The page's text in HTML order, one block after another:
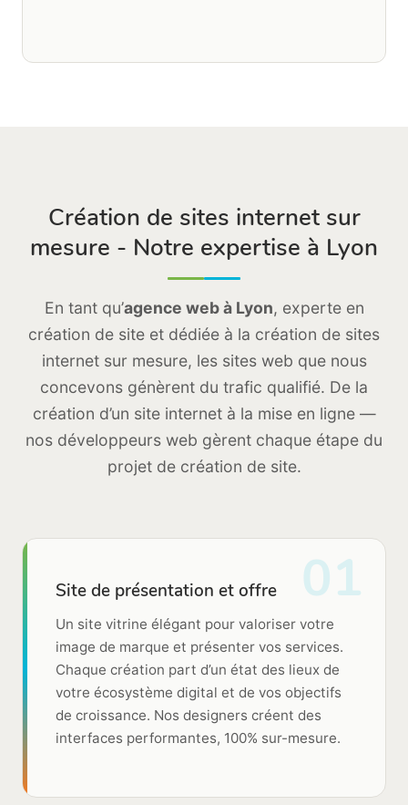
Création de sites internet sur
mesure - Notre expertise à Lyon
En tant qu’agence web à Lyon, experte en
création de site et dédiée à la création de sites
internet sur mesure, les sites web que nous
concevons génèrent du trafic qualifié. De la
création d’un site internet à la mise en ligne —
nos développeurs web gèrent chaque étape du
projet de création de site.
01
Site de présentation et offre
Un site vitrine élégant pour valoriser votre
image de marque et présenter vos services.
Chaque création part d’un état des lieux de
votre écosystème digital et de vos objectifs
de croissance. Nos designers créent des
interfaces performantes, 100% sur-mesure.